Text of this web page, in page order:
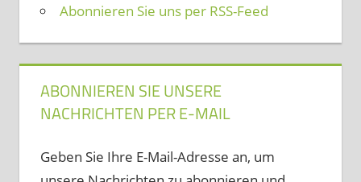
Abonnieren Sie uns per RSS-Feed
ABONNIEREN SIE UNSERE
NACHRICHTEN PER E-MAIL
Geben Sie Ihre E-Mail-Adresse an, um